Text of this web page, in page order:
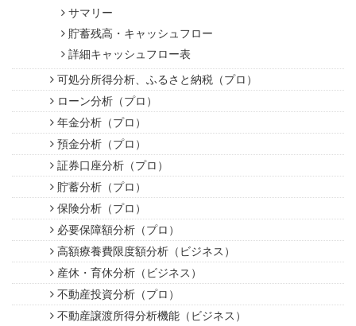
サマリー
貯蓄残高・キャッシュフロー
詳細キャッシュフロー表
可処分所得分析、ふるさと納税（プロ）
ローン分析（プロ）
年金分析（プロ）
預金分析（プロ）
証券口座分析（プロ）
貯蓄分析（プロ）
保険分析（プロ）
必要保障額分析（プロ）
高額療養費限度額分析（ビジネス）
産休・育休分析（ビジネス）
不動産投資分析（プロ）
不動産譲渡所得分析機能（ビジネス）